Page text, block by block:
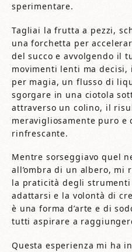
sperimentare.
Tagliai la frutta a pezzi,
una forchetta per
del succo e avvolgendo il
movimenti lenti ma
per magia, un flusso di
sgorgare in una ciotola
attraverso un colino, il
meravigliosamente puro e
rinfrescante.
Mentre sorseggiavo quel
all’ombra di un albero, mi
la praticità degli
adattarsi e la volontà di
è una forma d’arte e di
tutti aspirare a
Questa esperienza mi ha